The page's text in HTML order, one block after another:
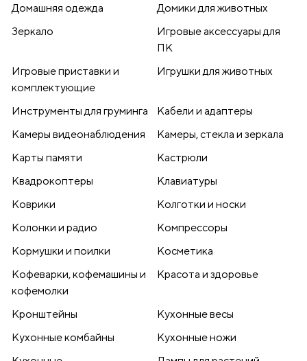
Домашняя одежда
Домики для животных
Зеркало
Игровые аксессуары для
ПК
Игровые приставки и
комплектующие
Игрушки для животных
Инструменты для груминга
Кабели и адаптеры
Камеры видеонаблюдения
Камеры, стекла и зеркала
Карты памяти
Кастрюли
Квадрокоптеры
Клавиатуры
Коврики
Колготки и носки
Колонки и радио
Компрессоры
Кормушки и поилки
Косметика
Кофеварки, кофемашины и
кофемолки
Красота и здоровье
Кронштейны
Кухонные весы
Кухонные комбайны
Кухонные ножи